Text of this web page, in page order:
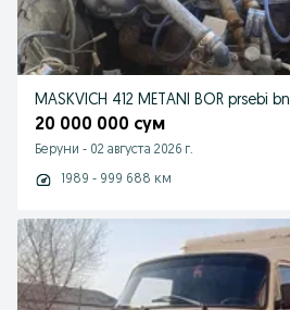
MASKVICH 412 METANI BOR prsebi bn
20 000 000 сум
Беруни - 02 августа 2026 г.
1989 - 999 688 км